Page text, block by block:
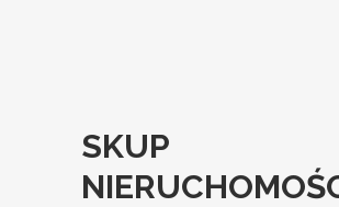
SKUP